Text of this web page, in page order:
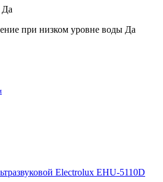
Да
при низком уровне воды Да
Electrolux EHU-5110D